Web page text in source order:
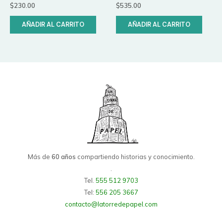
$230.00
AÑADIR AL CARRITO
$535.00
AÑADIR AL CARRITO
Más de 60 años compartiendo historias y conocimiento.
Tel. 555 512 9703
Tel: 556 205 3667
contacto@latorredepapel.com